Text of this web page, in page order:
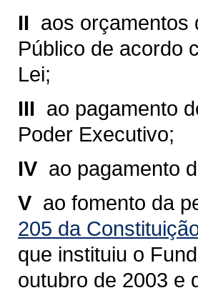
II  aos orçamentos
Público de acordo
Lei;
III  ao pagamento
Poder Executivo;
IV  ao pagamento
V  ao fomento da
205 da
que instituiu o
outubro de 2003 e